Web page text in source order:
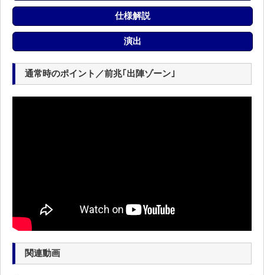
仕様解説
演出
通常時のポイント／前兆｢出陣ゾーン｣
関連動画